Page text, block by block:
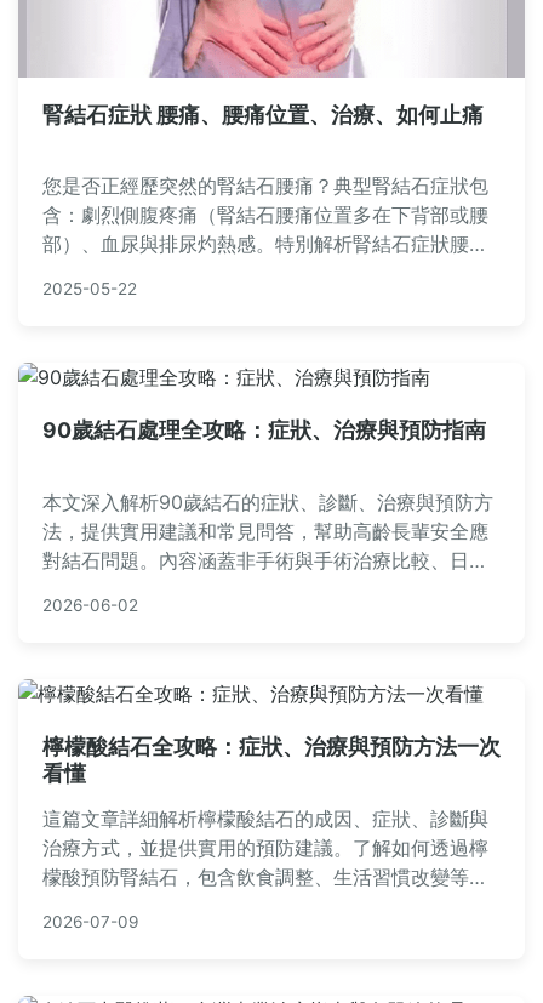
腎結石症狀 腰痛、腰痛位置、治療、如何止痛
您是否正經歷突然的‌腎結石腰痛‌？典型‌腎結石症狀‌包
含：劇烈側腹疼痛（‌腎結石腰痛位置‌多在下背部或腰
部）、血尿與排尿灼熱感。特別解析‌腎結石症狀腰痛‌
結石治療‌建議（體外震波、輸尿管鏡手術），並教你
2025-05-22
90歲結石處理全攻略：症狀、治療與預防指南
本文深入解析90歲結石的症狀、診斷、治療與預防方
法，提供實用建議和常見問答，幫助高齡長輩安全應
對結石問題。內容涵蓋非手術與手術治療比較、日常
者參考。
2026-06-02
檸檬酸結石全攻略：症狀、治療與預防方法一次
看懂
這篇文章詳細解析檸檬酸結石的成因、症狀、診斷與
治療方式，並提供實用的預防建議。了解如何透過檸
檬酸預防腎結石，包含飲食調整、生活習慣改變等實
2026-07-09